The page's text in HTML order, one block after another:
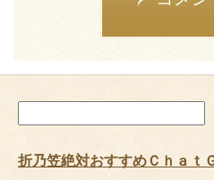
索
折乃笠絶対おすすめＣｈａｔ